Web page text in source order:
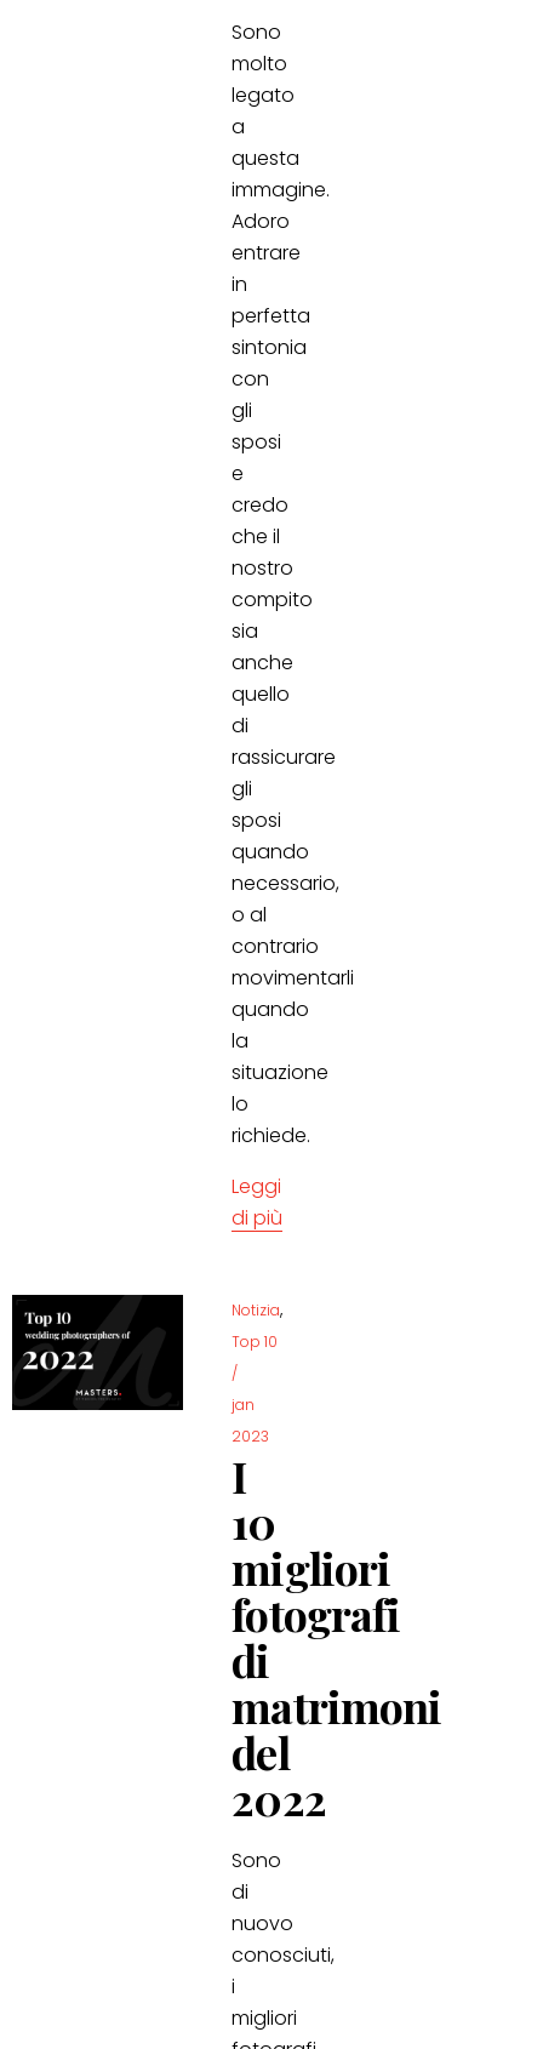
Sono
molto
legato
a
questa
immagine.
Adoro
entrare
in
perfetta
sintonia
con
gli
sposi
e
credo
che il
nostro
compito
sia
anche
quello
di
rassicurare
gli
sposi
quando
necessario,
o al
contrario
movimentarli
quando
la
situazione
lo
richiede.
Leggi
di più
Notizia,
Top 10
/
jan
2023
I
10
migliori
fotografi
di
matrimoni
del
2022
Sono
di
nuovo
conosciuti,
i
migliori